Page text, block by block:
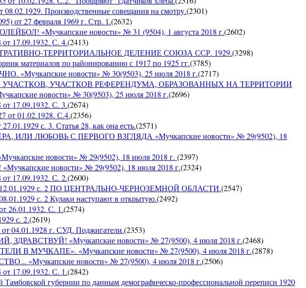
Производственные совещания на смотру.(2301)
от 27 февраля 1969 г. Стр. 1.(2632)
«Мучкапские новости» № 31 (9504), 1 августа 2018 г.(2602)
от 17.09.1932. С. 4.(2413)
ТЕРРИТОРИАЛЬНОЕ ДЕЛЕНИЕ СОЮЗА ССР. 1929.(3298)
материалов по районированию с 1917 по 1925 гг.(3785)
новости» № 30(9503), 25 июля 2018 г.(2717)
УЧАСТКОВ, УЧАСТКОВ РЕФЕРЕНДУМА, ОБРАЗОВАННЫХ НА ТЕРРИТОРИИ
новости» № 30(9503), 25 июля 2018 г.(2696)
от 17.09.1932. С. 3.(2674)
от 01.02.1928. С.4.(2356)
с. 3. Статья 28, как она есть.(2571)
ИЛИ ЛЮБОВЬ С ПЕРВОГО ВЗГЛЯДА «Мучкапские новости» № 29(9502), 18
новости» № 29(9502), 18 июля 2018 г. (2397)
новости» № 29(9502), 18 июля 2018 г.(2324)
от 17.09.1932. С. 2.(2600)
12.01.1929 с. 2 ПО ЦЕНТРАЛЬНО-ЧЕРНОЗЕМНОЙ ОБЛАСТИ.(2547)
с. 2 Кулаки наступают в открытую.(2492)
26.01.1932. С. 1.(2574)
с. 2.(2619)
04.01.1928 г. СУД. Поджигатели.(2353)
«Мучкапские новости» № 27(9500), 4 июля 2018 г.(2468)
В МУЧКАПЕ». «Мучкапские новости» № 27(9500), 4 июля 2018 г.(2878)
«Мучкапские новости» № 27(9500), 4 июля 2018 г.(2506)
от 17.09.1932. С. 1.(2842)
Тамбовской губернии по данным демографическо-профессиональной переписи 1920